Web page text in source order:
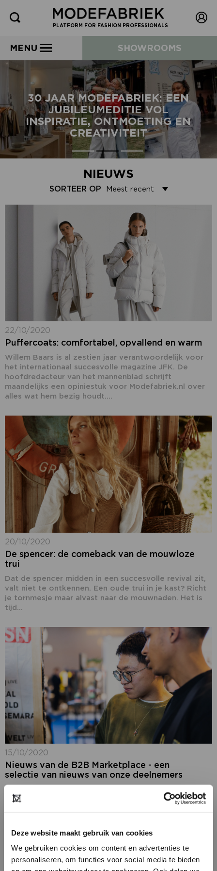
Deze website maakt gebruik van cookies
We gebruiken cookies om content en advertenties te
personaliseren, om functies voor social media te bieden
PLATFORM FOR FASHION PROFESSIONALS
MENU SHOWROOMS
30 JAAR MODEFABRIEK: EEN
JUBILEUMEDITIE VOL
INSPIRATIE, ONTMOETING EN
CREATIVITEIT
NIEUWS
SORTEER OP
22/10/2020
Puffercoats: comfortabel, opvallend en warm
Willem Baars is al zestien jaar verantwoordelijk voor
het internationaal succesvolle magazine JFK. De
hoofdredacteur van het mannenblad schrijft
maandelijks een opiniestuk voor Modefabriek.nl over
alles wat hem bezig houdt....
20/10/2020
De spencer: de comeback van de mouwloze
trui
Dat de spencer midden in een succesvolle revival zit,
valt niet te ontkennen. Een oude trui in je kast? Richt
je tornmesje maar alvast naar de mouwnaden. Het is
tijd...
15/10/2020
Nieuws van de B2B Marketplace - een
selectie van nieuws van onze deelnemers
hoogte van het laatste fashion nieuws: ons nieuws,